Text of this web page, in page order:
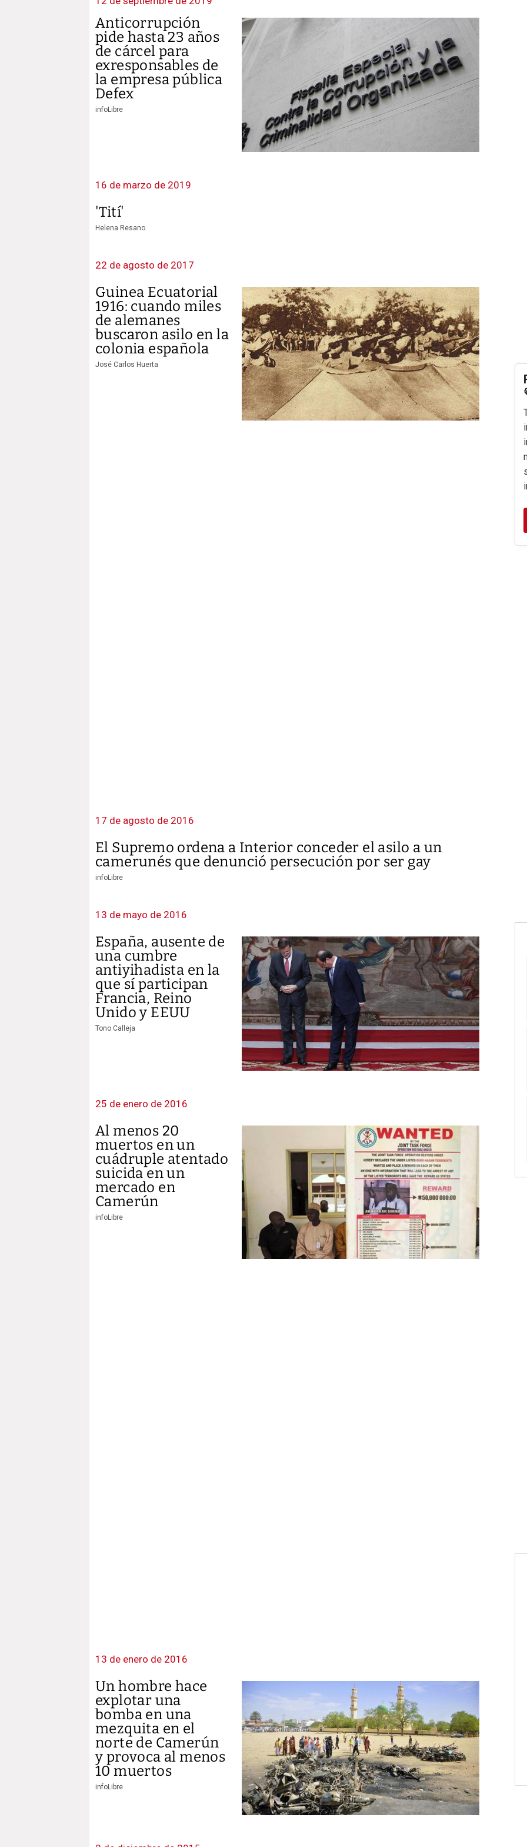
Anticorrupción
pide hasta 23 años
de cárcel para
exresponsables de
la empresa pública
Defex
infoLibre
16 de marzo de 2019
'Tití'
Helena Resano
22 de agosto de 2017
Guinea Ecuatorial
1916: cuando miles
de alemanes
buscaron asilo en la
colonia española
José Carlos Huerta
17 de agosto de 2016
El Supremo ordena a Interior conceder el asilo a un
camerunés que denunció persecución por ser gay
infoLibre
13 de mayo de 2016
España, ausente de
una cumbre
antiyihadista en la
que sí participan
Francia, Reino
Unido y EEUU
Tono Calleja
25 de enero de 2016
Al menos 20
muertos en un
cuádruple atentado
suicida en un
mercado en
Camerún
infoLibre
13 de enero de 2016
Un hombre hace
explotar una
bomba en una
mezquita en el
norte de Camerún
y provoca al menos
10 muertos
infoLibre